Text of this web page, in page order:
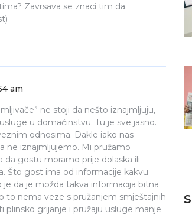
Zavrsava se znaci tim da
am
ne stoji da nešto iznajmljuju,
u domaćinstvu. Tu je sve jasno.
odnosima. Dakle iako nas
ne iznajmljujemo. Mi pružamo
gostu moramo prije dolaska ili
Što gost ima od informacije kakvu
da je možda takva informacija bitna
to nema veze s pružanjem smještajnih
grijanje i pružaju usluge manje